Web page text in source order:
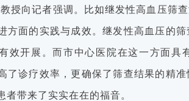
授向记者强调。比如继发性高血压筛
方面的实践与成效。继发性高血压的
效开展。而市中心医院在这一方面具
了诊疗效率，更确保了筛查结果的精
者带来了实实在在的福音。